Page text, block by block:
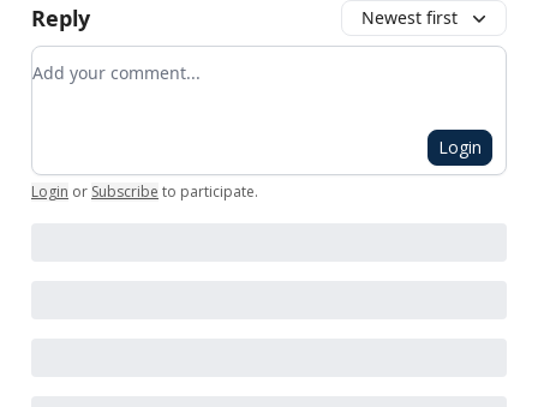
Reply Newest first
Add your comment
Login
Login or Subscribe to participate.